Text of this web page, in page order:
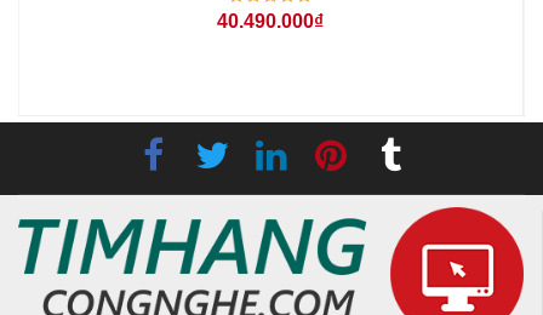
40.490.000₫